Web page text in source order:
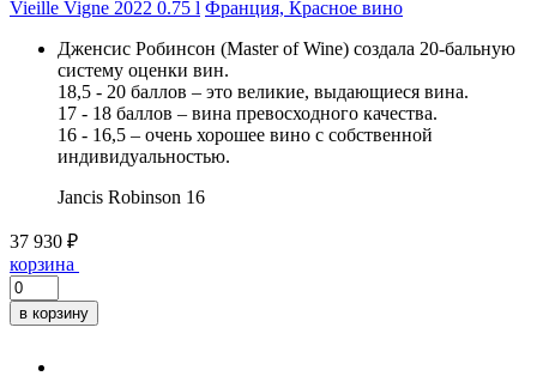
Vieille Vigne 2022 0.75 l Франция, Красное вино
Дженсис Робинсон (Master of Wine) создала 20-бальную
систему оценки вин.
18,5 - 20 баллов – это великие, выдающиеся вина.
17 - 18 баллов – вина превосходного качества.
16 - 16,5 – очень хорошее вино с собственной
индивидуальностью.
Jancis Robinson 16
37 930 ₽
корзина
в корзину